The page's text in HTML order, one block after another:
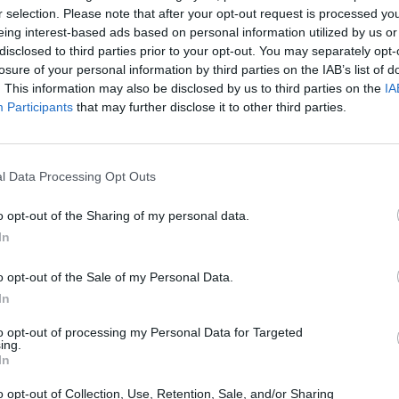
selection. Please note that after your opt-out request is processed
interest-based ads based on personal information utilized by us
to third parties prior to your opt-out. You may separately
of your personal information by third parties on the IAB’s list of
This information may also be disclosed by us to third parties on the
Participants that may further disclose it to other third parties.
Data Processing Opt Outs
opt-out of the Sharing of my personal data.
opt-out of the Sale of my Personal Data.
opt-out of processing my Personal Data for Targeted
opt-out of Collection, Use, Retention, Sale, and/or Sharing
Κοινοποίηση
9 Αυγούστου 2026, 21:41
Απεβίωσε στα
Νίκος
9 Αυγούστου 2026, 20:16
Άγγιξε του 40
Πυρκαγιά στο
Σηκώθηκαν
επιχειρούν
Πύλη:
Θύμα των
Πλαστήρα